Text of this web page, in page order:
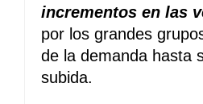
incrementos en las
por los grandes
de la demanda hasta
subida.